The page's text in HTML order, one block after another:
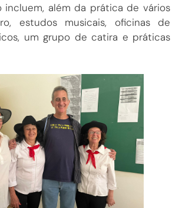
incluem, além da prática de vários
estudos musicais, oficinas de
um grupo de catira e práticas